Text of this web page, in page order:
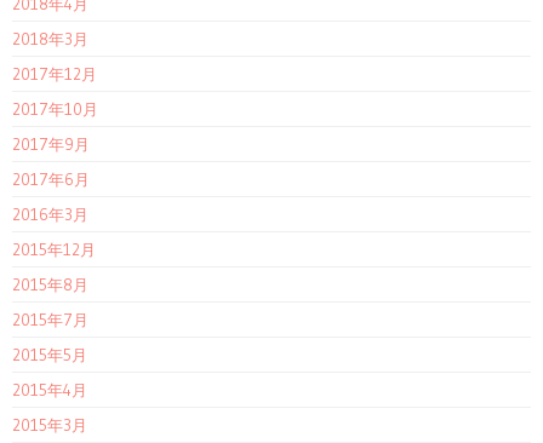
2018年3月
2017年12月
2017年10月
2017年9月
2017年6月
2016年3月
2015年12月
2015年8月
2015年7月
2015年5月
2015年4月
2015年3月